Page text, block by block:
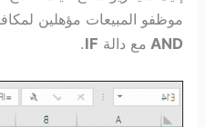
موظفو المبيعات مؤهلين
AND مع دالة IF
.